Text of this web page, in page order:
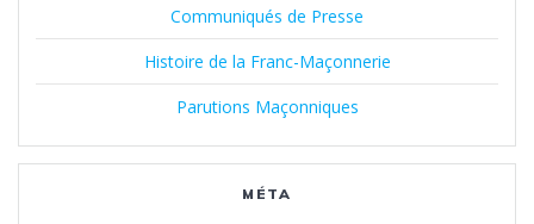
Communiqués de Presse
Histoire de la Franc-Maçonnerie
Parutions Maçonniques
MÉTA